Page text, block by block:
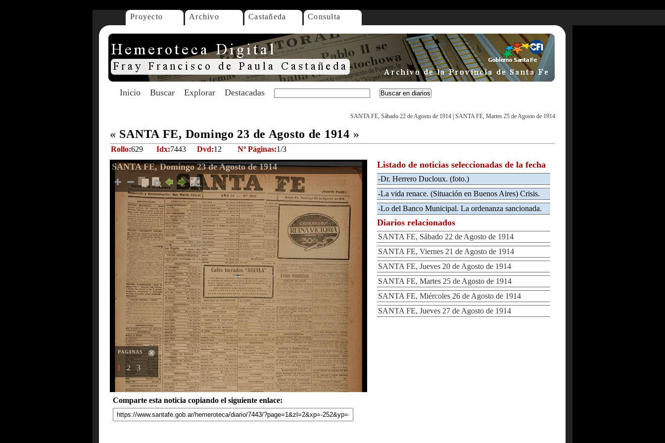
Proyecto Archivo Castañeda Consulta
Inicio Buscar Explorar Destacadas
SANTA FE, Sábado 22 de Agosto de 1914 SANTA FE, Martes 25 de Agosto de 1914
« SANTA FE, Domingo 23 de Agosto de 1914 »
Rollo:629 Idx:7443 Dvd:12 Nº Páginas:1/3
SANTA FE, Domingo 23 de Agosto de 1914
PAGINAS
1 2 3
Comparte esta noticia copiando el siguiente enlace:
Listado de noticias seleccionadas de la fecha
-Dr. Herrero Ducloux. (foto.)
-La vida renace. (Situación en Buenos Aires) Crisis.
-Lo del Banco Municipal. La ordenanza sancionada.
Diarios relacionados
SANTA FE, Sábado 22 de Agosto de 1914
SANTA FE, Viernes 21 de Agosto de 1914
SANTA FE, Jueves 20 de Agosto de 1914
SANTA FE, Martes 25 de Agosto de 1914
SANTA FE, Miércoles 26 de Agosto de 1914
SANTA FE, Jueves 27 de Agosto de 1914